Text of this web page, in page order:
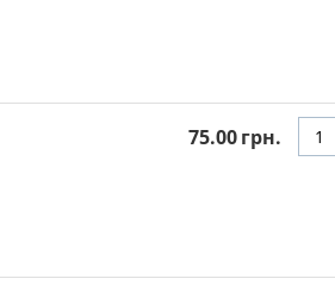
75.00грн.